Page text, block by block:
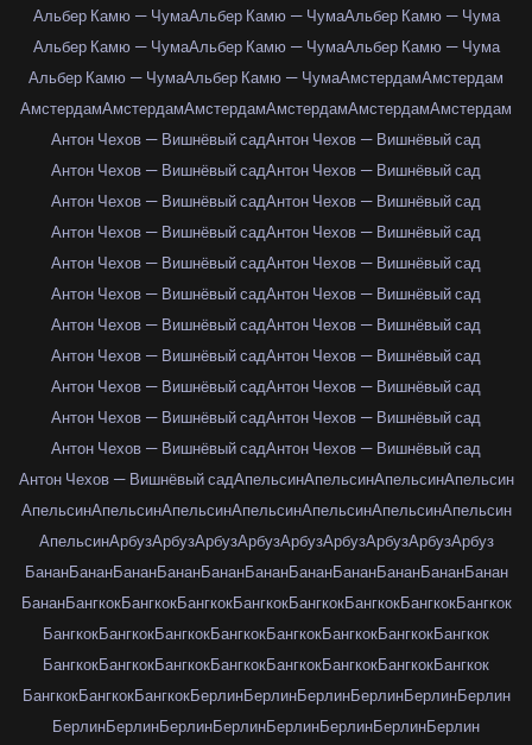
Альбер Камю — ЧумаАльбер Камю — ЧумаАльбер Камю — Чума
Альбер Камю — ЧумаАльбер Камю — ЧумаАльбер Камю — Чума
Альбер Камю — ЧумаАльбер Камю — ЧумаАмстердамАмстердам
АмстердамАмстердамАмстердамАмстердамАмстердамАмстердам
Антон Чехов — Вишнёвый садАнтон Чехов — Вишнёвый сад
Антон Чехов — Вишнёвый садАнтон Чехов — Вишнёвый сад
Антон Чехов — Вишнёвый садАнтон Чехов — Вишнёвый сад
Антон Чехов — Вишнёвый садАнтон Чехов — Вишнёвый сад
Антон Чехов — Вишнёвый садАнтон Чехов — Вишнёвый сад
Антон Чехов — Вишнёвый садАнтон Чехов — Вишнёвый сад
Антон Чехов — Вишнёвый садАнтон Чехов — Вишнёвый сад
Антон Чехов — Вишнёвый садАнтон Чехов — Вишнёвый сад
Антон Чехов — Вишнёвый садАнтон Чехов — Вишнёвый сад
Антон Чехов — Вишнёвый садАнтон Чехов — Вишнёвый сад
Антон Чехов — Вишнёвый садАнтон Чехов — Вишнёвый сад
Антон Чехов — Вишнёвый садАпельсинАпельсинАпельсинАпельсин
АпельсинАпельсинАпельсинАпельсинАпельсинАпельсинАпельсин
АпельсинАрбузАрбузАрбузАрбузАрбузАрбузАрбузАрбузАрбуз
БананБананБананБананБананБананБананБананБананБананБанан
БананБангкокБангкокБангкокБангкокБангкокБангкокБангкокБангкок
БангкокБангкокБангкокБангкокБангкокБангкокБангкокБангкок
БангкокБангкокБангкокБангкокБангкокБангкокБангкокБангкок
БангкокБангкокБангкокБерлинБерлинБерлинБерлинБерлинБерлин
БерлинБерлинБерлинБерлинБерлинБерлинБерлинБерлин